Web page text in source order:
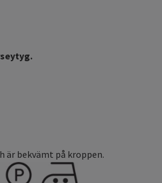
är bekvämt på kroppen.